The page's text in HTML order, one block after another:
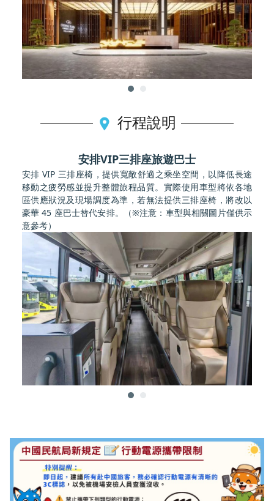
行程說明
安排VIP三排座旅遊巴士
安排 VIP 三排座椅，提供寬敞舒適之乘坐空間，以降低長途
移動之疲勞感並提升整體旅程品質。實際使用車型將依各地
區供應狀況及現場調度為準，若無法提供三排座椅，將改以
豪華 45 座巴士替代安排。（※注意：車型與相關圖片僅供示
意參考）